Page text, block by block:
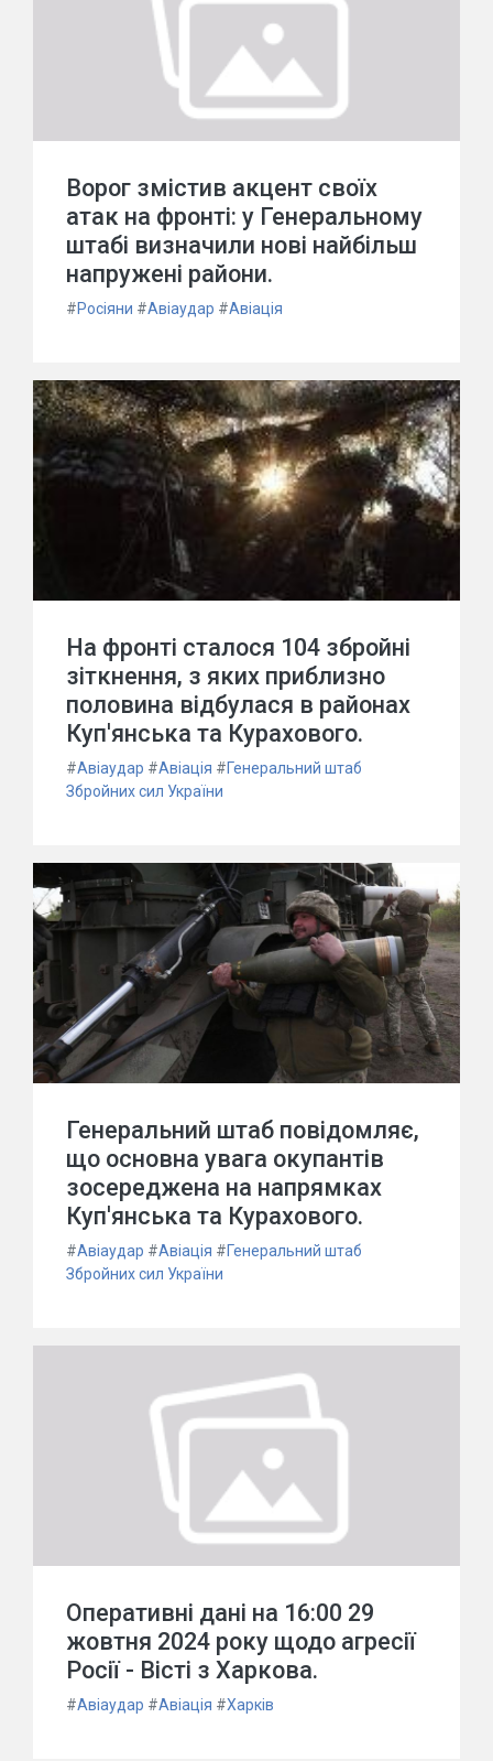
Ворог змістив акцент своїх
атак на фронті: у Генеральному
штабі визначили нові найбільш
напружені райони.
#Росіяни #Авіаудар #Авіація
На фронті сталося 104 збройні
зіткнення, з яких приблизно
половина відбулася в районах
Куп'янська та Курахового.
#Авіаудар #Авіація #Генеральний штаб
Збройних сил України
Генеральний штаб повідомляє,
що основна увага окупантів
зосереджена на напрямках
Куп'янська та Курахового.
#Авіаудар #Авіація #Генеральний штаб
Збройних сил України
Оперативні дані на 16:00 29
жовтня 2024 року щодо агресії
Росії - Вісті з Харкова.
#Авіаудар #Авіація #Харків